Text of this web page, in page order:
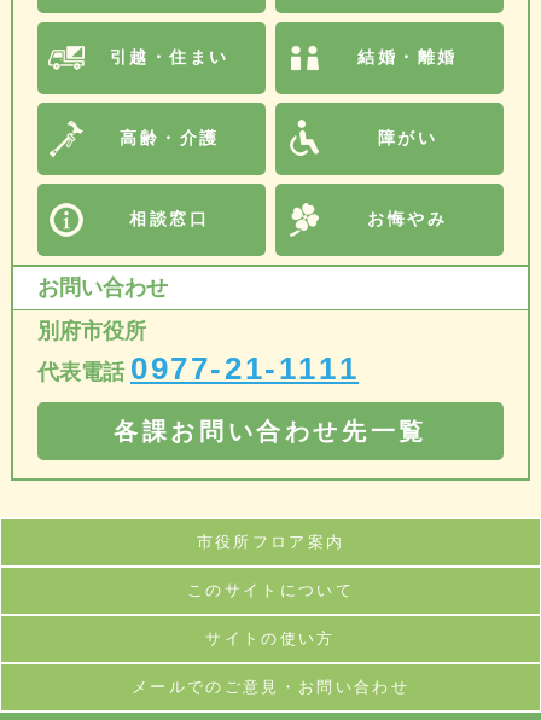
引越・住まい 結婚・離婚
高齢・介護 障がい
相談窓口 お悔やみ
お問い合わせ
別府市役所
代表電話 0977-21-1111
各課お問い合わせ先一覧
市役所フロア案内
このサイトについて
サイトの使い方
メールでのご意見・お問い合わせ